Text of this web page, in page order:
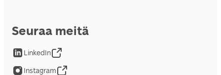
Seuraa meitä
LinkedIn
Instagram